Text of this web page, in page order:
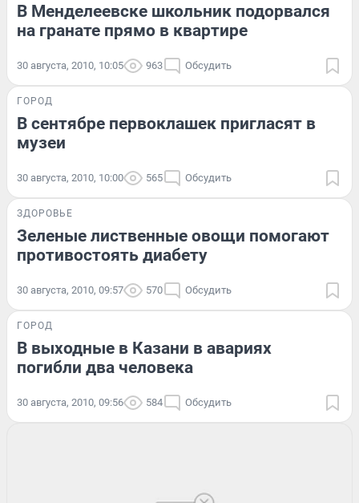
В Менделеевске школьник подорвался
на гранате прямо в квартире
30 августа, 2010, 10:05 963 Обсудить
ГОРОД
В сентябре первоклашек пригласят в
музеи
30 августа, 2010, 10:00 565 Обсудить
ЗДОРОВЬЕ
Зеленые лиственные овощи помогают
противостоять диабету
30 августа, 2010, 09:57 570 Обсудить
ГОРОД
В выходные в Казани в авариях
погибли два человека
30 августа, 2010, 09:56 584 Обсудить